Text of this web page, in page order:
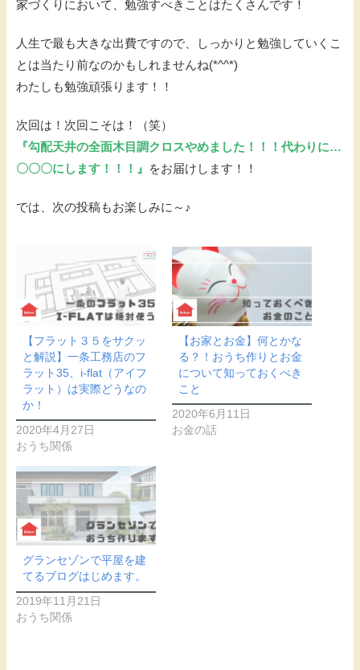
家づくりにおいて、勉強すべきことはたくさんです！
人生で最も大きな出費ですので、しっかりと勉強していくこ
とは当たり前なのかもしれませんね(*^^*)
わたしも勉強頑張ります！！
次回は！次回こそは！（笑）
『勾配天井の全面木目調クロスやめました！！！代わりに…
〇〇〇にします！！！』 をお届けします！！
では、次の投稿もお楽しみに～♪
【フラット３５をサクッ
と解説】一条工務店のフ
ラット35、i-flat（アイフ
ラット）は実際どうなの
か！
2020年4月27日
おうち関係
【お家とお金】何とかな
る？！おうち作りとお金
について知っておくべき
こと
2020年6月11日
お金の話
グランセゾンで平屋を建
てるブログはじめます。
2019年11月21日
おうち関係